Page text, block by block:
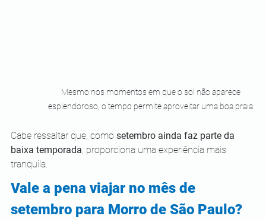
Mesmo nos momentos em que o sol não aparece
esplendoroso, o tempo permite aproveitar uma boa praia.
Cabe ressaltar que, como setembro ainda faz parte da
baixa temporada, proporciona uma experiência mais
tranquila.
Vale a pena viajar no mês de
setembro para Morro de São Paulo?